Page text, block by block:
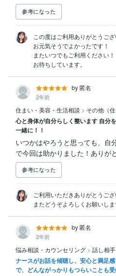
参考になった
この度はご利用ありがとうござ
お元気そうでよかったです！
またいつでもご利用ください！
お待ちしています。
by 匿名
2年前
住まい・美容・生活相談 > その他（
心と身体が自分らしく整います 自分
一緒に！！
いつかはやろうと思っても、自
で今回は助かりました！ありが
参考になった
ご利用いただきありがとうござ
またどうぞよろしくお願いしま
by 匿名
2年前
悩み相談・カウンセリング > 話し相
ナースがお話を傾聴し、安心と満足
で、どんながっかりもつらいことも